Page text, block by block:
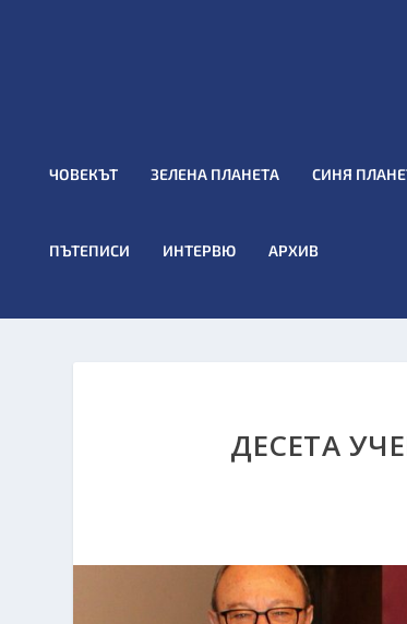
ЧОВЕКЪТ ЗЕЛЕНА ПЛАНЕТА СИНЯ
ПЪТЕПИСИ ИНТЕРВЮ АРХИВ
ДЕСЕТА